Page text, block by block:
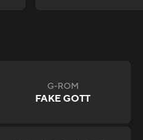
G-ROM
FAKE GOTT